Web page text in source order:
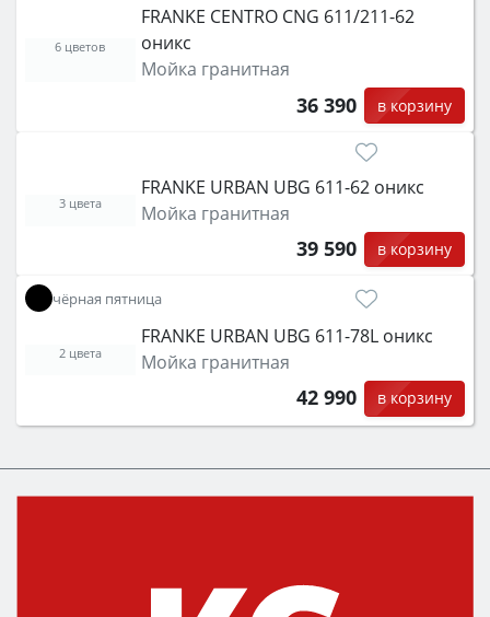
FRANKE CENTRO CNG 611/211-62
оникс
Мойка гранитная
36 390 в корзину
6 цветов
FRANKE URBAN UBG 611-62 оникс
Мойка гранитная
39 590 в корзину
3 цвета
чёрная пятница
FRANKE URBAN UBG 611-78L оникс
Мойка гранитная
42 990 в корзину
2 цвета